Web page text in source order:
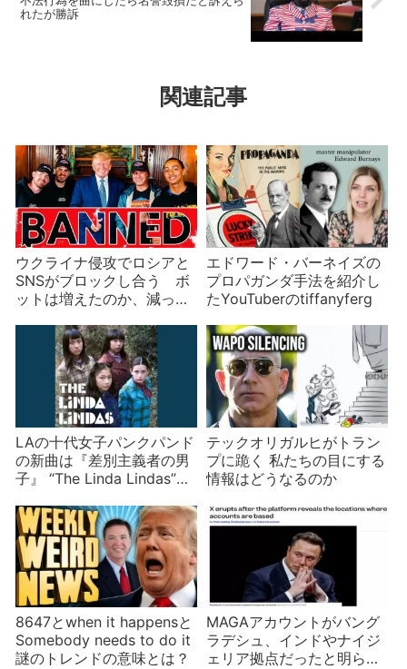
れたが勝訴
関連記事
ウクライナ侵攻でロシアと
SNSがブロックし合う ボ
ットは増えたのか、減った
エドワード・バーネイズの
プロパガンダ手法を紹介し
たYouTuberのtiffanyferg
LAの十代女子パンクパンド
の新曲は『差別主義者の男
子』 “The Linda Lindas”が
テックオリガルヒがトラン
プに跪く 私たちの目にする
情報はどうなるのか
8647とwhen it happensと
Somebody needs to do it
謎のトレンドの意味とは？
MAGAアカウントがバング
ラデシュ、インドやナイジ
ェリア拠点だったと明らか